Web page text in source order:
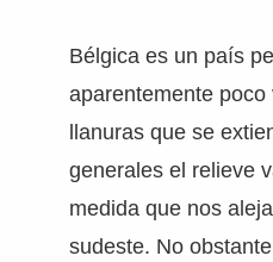
Bélgica es un país
aparentemente
llanuras que se
generales el relieve
medida que nos
sudeste. No